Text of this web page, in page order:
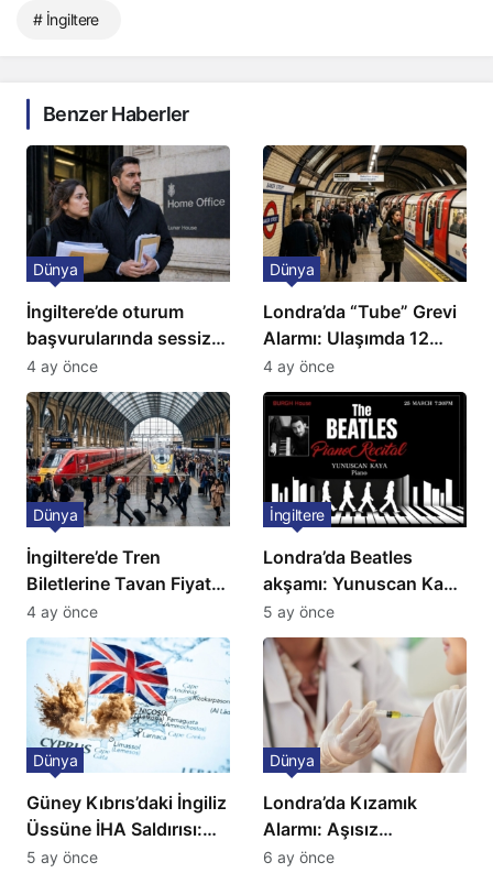
# İngiltere
Benzer Haberler
İngiltere’de oturum
başvurularında sessiz
kriz: Büyükelçilikten
açıklama!
Dünya
4 ay önce
Londra’da “Tube” Grevi
Alarmı: Ulaşımda 12
Günlük Kaos Kapıda
Dünya
4 ay önce
İngiltere’de Tren
Biletlerine Tavan Fiyat:
Ulaşımda Yeni
Düzenleme
Dünya
4 ay önce
Londra’da Beatles
akşamı: Yunuscan Kaya
klasik yorumuyla
sahnede
İngiltere
5 ay önce
Güney Kıbrıs’daki İngiliz
Üssüne İHA Saldırısı:
Patlama, Sirenler ve
Dünya
5 ay önce
Londra’da Kızamık
Alarmı: Aşısız
Öğrenciler Okullardan
Dünya
6 ay önce